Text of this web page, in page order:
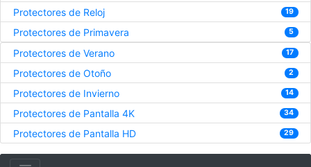
Protectores de Reloj 19
Protectores de Primavera 5
Protectores de Verano 17
Protectores de Otoño 2
Protectores de Invierno 14
Protectores de Pantalla 4K 34
Protectores de Pantalla HD 29